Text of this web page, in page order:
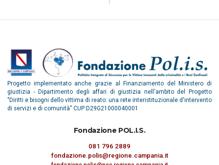
Progetto implementato anche grazie al Finanziamento del Ministero di
giustizia - Dipartimento degli affari di giustizia nell'ambito del Progetto
"Diritti e bisogni dello vittima di reato: una rete interistituzionale d'intervento
di servizi e di comunità” CUP:D29G21000040001
Fondazione POL.I.S.
081 796 2889
fondazione.polis@regione.campania.it